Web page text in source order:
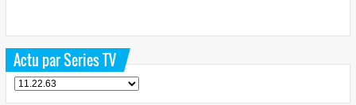
Actu par Series TV